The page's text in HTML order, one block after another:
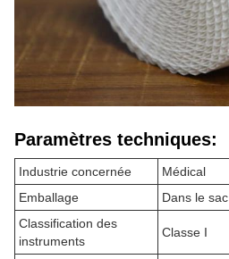
Paramètres techniques:
Industrie concernée
Médical
Emballage
Dans le sac
Classification des
instruments
Classe I